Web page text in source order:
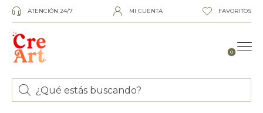
ATENCIÓN 24/7 MI CUENTA FAVORITOS
0